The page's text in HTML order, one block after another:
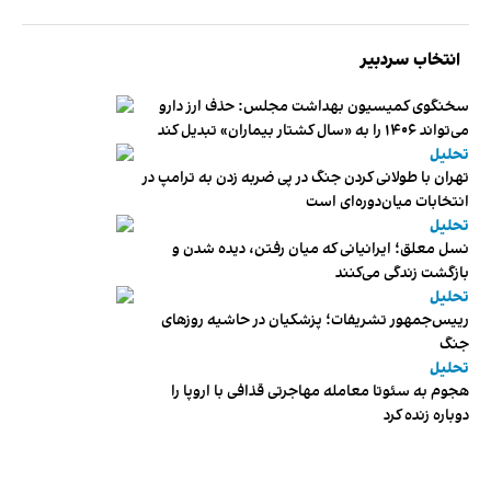
انتخاب سردبیر
سخنگوی کمیسیون بهداشت مجلس: حذف ارز دارو
می‌تواند ۱۴۰۶ را به «سال کشتار بیماران» تبدیل کند
تحلیل
تهران با طولانی کردن جنگ در پی ضربه زدن به ترامپ در
انتخابات میان‌دوره‌ای است
تحلیل
نسل معلق؛ ایرانیانی که میان رفتن، دیده شدن و
بازگشت زندگی می‌کنند
تحلیل
رییس‌جمهور تشریفات؛ پزشکیان در حاشیه روزهای
جنگ
تحلیل
هجوم به سئوتا معامله مهاجرتی قذافی با اروپا را
دوباره زنده کرد